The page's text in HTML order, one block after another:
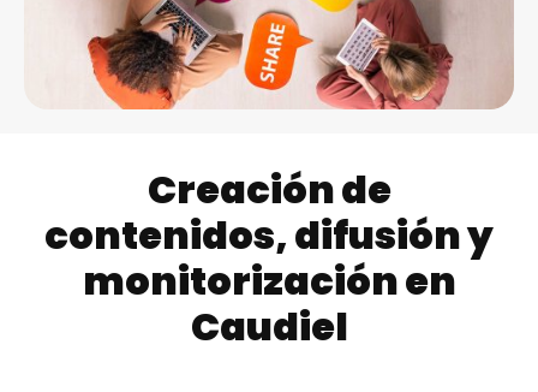
Creación de
contenidos, difusión y
monitorización en
Caudiel